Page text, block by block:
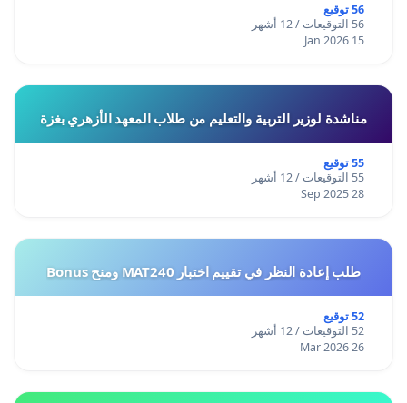
56 توقيع
56 التوقيعات / 12 أشهر
15 Jan 2026
مناشدة لوزير التربية والتعليم من طلاب المعهد الأزهري بغزة
55 توقيع
55 التوقيعات / 12 أشهر
28 Sep 2025
طلب إعادة النظر في تقييم اختبار MAT240 ومنح Bonus
52 توقيع
52 التوقيعات / 12 أشهر
26 Mar 2026